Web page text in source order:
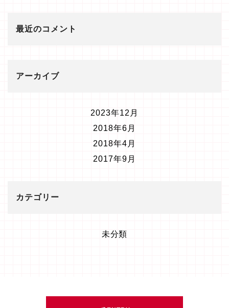
最近のコメント
アーカイブ
2023年12月
2018年6月
2018年4月
2017年9月
カテゴリー
未分類